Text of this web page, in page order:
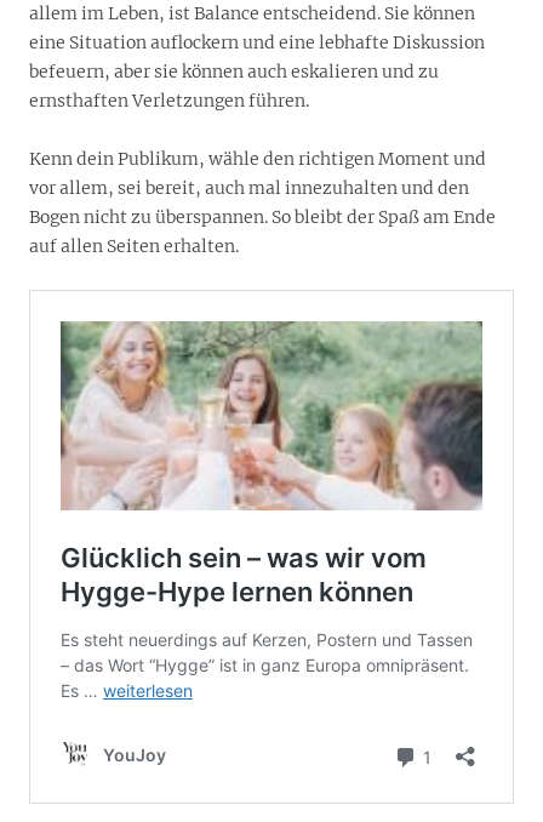
allem im Leben, ist Balance entscheidend. Sie können
eine Situation auflockern und eine lebhafte Diskussion
befeuern, aber sie können auch eskalieren und zu
ernsthaften Verletzungen führen.
Kenn dein Publikum, wähle den richtigen Moment und
vor allem, sei bereit, auch mal innezuhalten und den
Bogen nicht zu überspannen. So bleibt der Spaß am Ende
auf allen Seiten erhalten.